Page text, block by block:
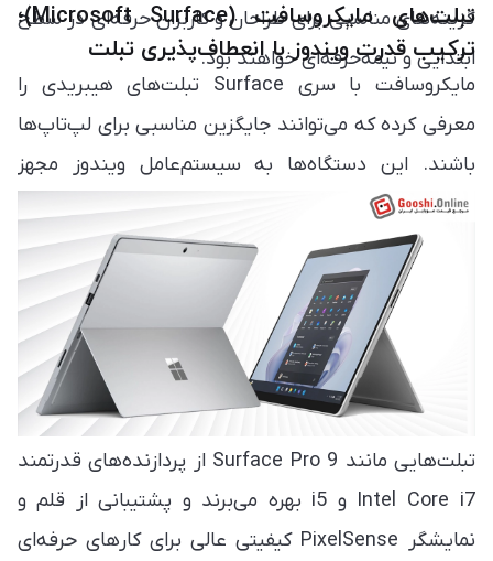
گزینه‌های مناسبی برای طراحان و کاربران حرفه‌ای در سطح
ابتدایی و نیمه‌حرفه‌ای خواهند بود.
تبلت‌های مایکروسافت (Microsoft Surface)؛
ترکیب قدرت ویندوز با انعطاف‌پذیری تبلت
مایکروسافت با سری Surface تبلت‌های هیبریدی را
معرفی کرده که می‌توانند جایگزین مناسبی برای لپ‌تاپ‌ها
باشند. این دستگاه‌ها به سیستم‌عامل ویندوز مجهز
ویژه برای طراحان، دانشجویان و حرفه‌ای‌ها طراحی
تبلت‌هایی مانند Surface Pro 9 از پردازنده‌های قدرتمند
Intel Core i7 و i5 بهره می‌برند و پشتیبانی از قلم و
نمایشگر PixelSense کیفیتی عالی برای کارهای حرفه‌ای